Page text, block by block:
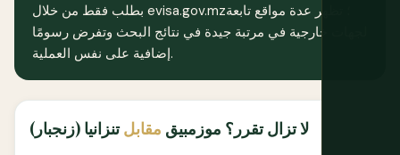
بطلب فقط من خلال evisa.gov.mz؛ تظهر عدة مواقع تابعة
لجهات خارجية في مرتبة جيدة في نتائج البحث وتفرض رسومًا
إضافية على نفس العملية.
لا تزال تقرر؟ موزمبيق مقابلتنزانيا (زنجبار)